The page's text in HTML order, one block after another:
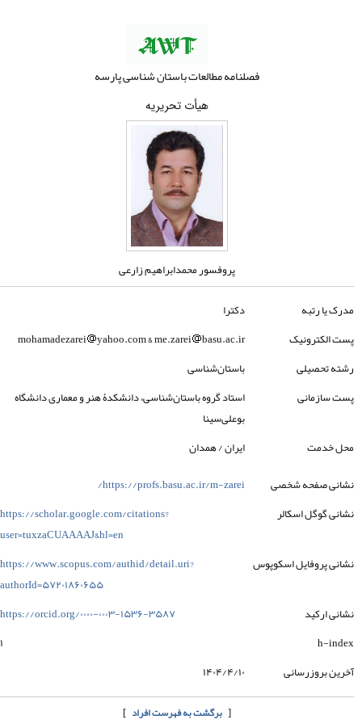
فصلنامه مطالعات باستان شناسی پارسه
هیأت تحریریه
پروفسور محمدابراهیم زارعی
مدرک یا رتبه
دکترا
پست الکترونیک
mohamadezarei yahoo.com & me.zarei basu.ac.ir
رشته تحصیلی
باستان‌شناسی
پست سازمانی
استاد گروه باستان‌شناسی، دانشکدۀ هنر و معماری دانشگاه
بوعلی‌سینا
محل خدمت
ایران / همدان
نشانی صفحه شخصی
https://profs.basu.ac.ir/m-zarei/
نشانی گوگل اسکالر
https://scholar.google.com/citations?
user=tuxzaCUAAAAJ&hl=en
نشانی پروفایل اسکوپوس
https://www.scopus.com/authid/detail.uri?
authorId=۵۷۲۰۱۸۶۰۶۵۵
نشانی ارکید
https://orcid.org/۰۰۰۰-۰۰۰۳-۱۵۳۶-۳۵۸۷
h-index
آخرین بروزرسانی
۱۴۰۴/۴/۱۰
برگشت به فهرست افراد ]